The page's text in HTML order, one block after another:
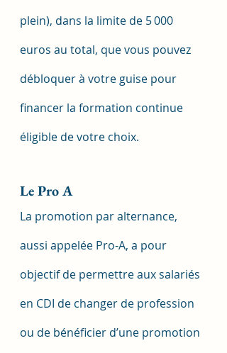
plein), dans la limite de 5 000
euros au total, que vous pouvez
débloquer à votre guise pour
financer la formation continue
éligible de votre choix.
Le Pro A
La promotion par alternance,
aussi appelée Pro-A, a pour
objectif de permettre aux salariés
en CDI de changer de profession
ou de bénéficier d’une promotion